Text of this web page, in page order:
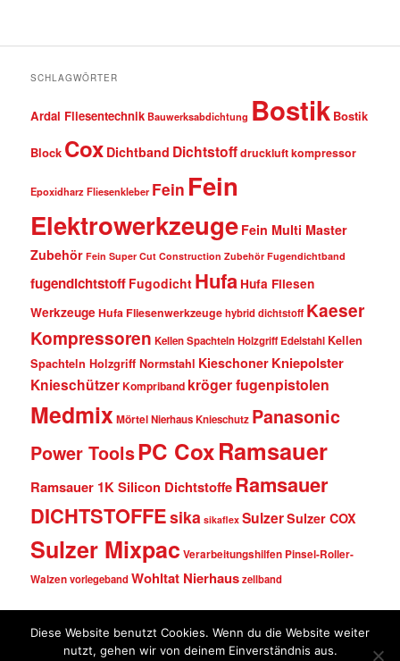
SCHLAGWÖRTER
Ardal Fliesentechnik Bauwerksabdichtung Bostik Bostik
Block Cox Dichtband Dichtstoffdruckluft kompressor
Epoxidharz Fliesenkleber Fein Fein
Elektrowerkzeuge Fein Multi Master
Zubehör Fein Super Cut Construction Zubehör Fugendichtband
fugendichtstoff Fugodicht Hufa Hufa Fliesen
WerkzeugeHufa Fliesenwerkzeugehybrid dichtstoff Kaeser
Kompressoren Kellen Spachteln Holzgriff Edelstahl Kellen
Spachteln Holzgriff Normstahl Kieschoner Kniepolster
KnieschützerKompriband kröger fugenpistolen
Medmix MörtelNierhaus Knieschutz Panasonic
Power ToolsPC CoxRamsauer
Ramsauer 1K Silicon DichtstoffeRamsauer
DICHTSTOFFEsika sikaflex SulzerSulzer COX
Sulzer Mixpac Verarbeitungshilfen Pinsel-Roller-
WalzenvorlegebandWohltat Nierhauszellband
© Fugentechnik Ott • Fidelis-Böhler-Str. 15 • 88499 Riedlingen • Tel. (0 73 71)
Diese Website benutzt Cookies. Wenn du die Website weiter
nutzt, gehen wir von deinem Einverständnis aus.